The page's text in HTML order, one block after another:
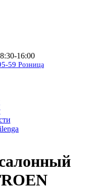
16:00
59 Розница